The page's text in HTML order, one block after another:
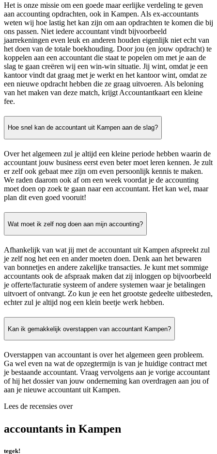
Het is onze missie om een goede maar eerlijke verdeling te geven
aan accounting opdrachten, ook in Kampen. Als ex-accountants
weten wij hoe lastig het kan zijn om aan opdrachten te komen die bij
ons passen. Niet iedere accountant vindt bijvoorbeeld
jaarrekeningen even leuk en anderen houden eigenlijk niet echt van
het doen van de totale boekhouding. Door jou (en jouw opdracht) te
koppelen aan een accountant die staat te popelen om met je aan de
slag te gaan creëren wij een win-win situatie. Jij wint, omdat je een
kantoor vindt dat graag met je werkt en het kantoor wint, omdat ze
een nieuwe opdracht hebben die ze graag uitvoeren. Als beloning
van het maken van deze match, krijgt Accountantkaart een kleine
fee.
Hoe snel kan de accountant uit Kampen aan de slag?
Over het algemeen zul je altijd een kleine periode hebben waarin de
accountant jouw business eerst even beter moet leren kennen. Je zult
er zelf ook gebaat mee zijn om even persoonlijk kennis te maken.
We raden daarom ook af om een week voordat je de accounting
moet doen op zoek te gaan naar een accountant. Het kan wel, maar
plan dit even goed vooruit!
Wat moet ik zelf nog doen aan mijn accounting?
Afhankelijk van wat jij met de accountant uit Kampen afspreekt zul
je zelf nog het een en ander moeten doen. Denk aan het bewaren
van bonnetjes en andere zakelijke transacties. Je kunt met sommige
accountants ook de afspraak maken dat zij inloggen op bijvoorbeeld
je offerte/facturatie systeem of andere systemen waar je betalingen
uitvoert of ontvangt. Zo kun je een het grootste gedeelte uitbesteden,
echter zul je altijd nog een klein beetje werk hebben.
Kan ik gemakkelijk overstappen van accountant Kampen?
Overstappen van accountant is over het algemeen geen probleem.
Ga wel even na wat de opzegtermijn is van je huidige contract met
je bestaande accountant. Vraag vervolgens aan je vorige accountant
of hij het dossier van jouw onderneming kan overdragen aan jou of
aan je nieuwe accountant uit Kampen.
Lees de recensies over
accountants in Kampen
tegek!